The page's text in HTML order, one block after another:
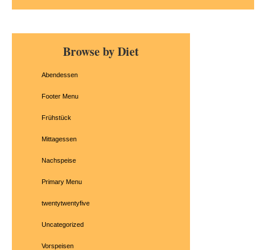
Primary
SidebarBrowse by Diet
Abendessen
Footer Menu
Frühstück
Mittagessen
Nachspeise
Primary Menu
twentytwentyfive
Uncategorized
Vorspeisen